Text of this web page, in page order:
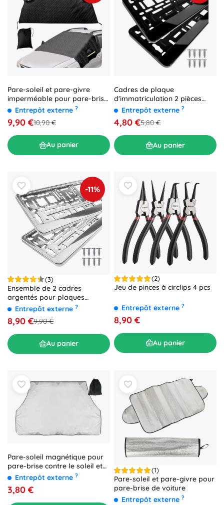
Pare-soleil et pare-givre
imperméable pour pare-brise
de voiture
Entrepôt externe ?
9,90 €10,90 €
Au panier
Cadres de plaque
d'immatriculation 2 pièces
XtrobB
Entrepôt externe ?
4,80 €5,80 €
Au panier
-11%
(3)
Ensemble de 2 cadres
argentés pour plaques
d'immatriculation XTROBB
Entrepôt externe ?
8,90 €9,90 €
Au panier
(2)
Jeu de pinces à circlips 4 pcs
Entrepôt externe ?
8,90 €
Au panier
Pare-soleil magnétique pour
pare-brise contre le soleil et
le givre
Entrepôt externe ?
3,80 €
(1)
Pare-soleil et pare-givre pour
pare-brise de voiture
Entrepôt externe ?